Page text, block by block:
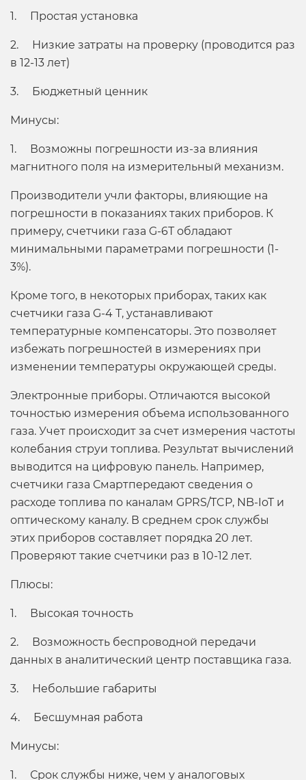
1. Простая установка
2. Низкие затраты на проверку (проводится раз
в 12-13 лет)
3. Бюджетный ценник
Минусы:
1. Возможны погрешности из-за влияния
магнитного поля на измерительный механизм.
Производители учли факторы, влияющие на
погрешности в показаниях таких приборов. К
примеру, счетчики газа G-6Т обладают
минимальными параметрами погрешности (1-
3%).
Кроме того, в некоторых приборах, таких как
счетчики газа G-4 Т, устанавливают
температурные компенсаторы. Это позволяет
избежать погрешностей в измерениях при
изменении температуры окружающей среды.
Электронные приборы. Отличаются высокой
точностью измерения объема использованного
газа. Учет происходит за счет измерения частоты
колебания струи топлива. Результат вычислений
выводится на цифровую панель. Например,
счетчики газа Смартпередают сведения о
расходе топлива по каналам GPRS/TCP, NB-IoT и
оптическому каналу. В среднем срок службы
этих приборов составляет порядка 20 лет.
Проверяют такие счетчики раз в 10-12 лет.
Плюсы:
1. Высокая точность
2. Возможность беспроводной передачи
данных в аналитический центр поставщика газа.
3. Небольшие габариты
4. Бесшумная работа
Минусы:
1. Срок службы ниже, чем у аналоговых